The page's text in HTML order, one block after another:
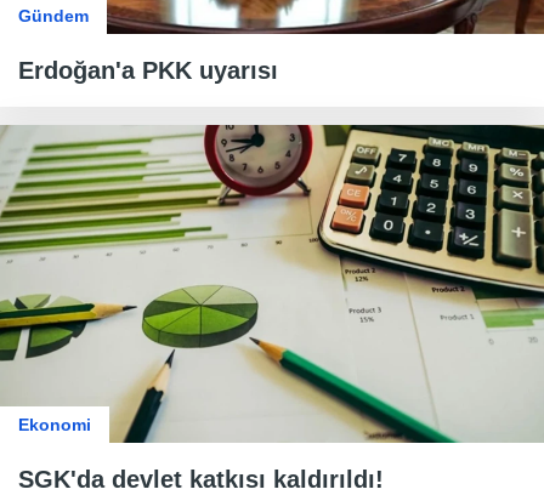
Gündem
Erdoğan'a PKK uyarısı
Ekonomi
SGK'da devlet katkısı kaldırıldı!